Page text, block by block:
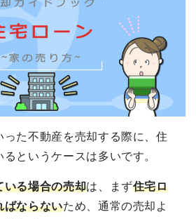
た不動産を売却する際に、住
というケースは多いです。
いる場合の売却は、まず住宅ロ
ばならないため、通常の売却よ